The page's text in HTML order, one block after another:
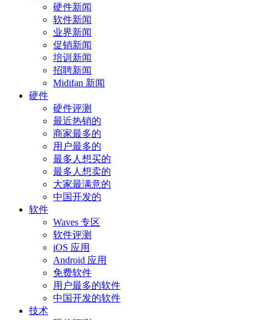
硬件新闻
软件新闻
业界新闻
促销新闻
培训新闻
招聘新闻
Midifan 新闻
硬件
硬件评测
最近热销的
商家最多的
用户最多的
最多人想买的
最多人想卖的
大家最满意的
中国开发的
软件
Waves 专区
软件评测
iOS 应用
Android 应用
免费软件
用户最多的软件
中国开发的软件
技术